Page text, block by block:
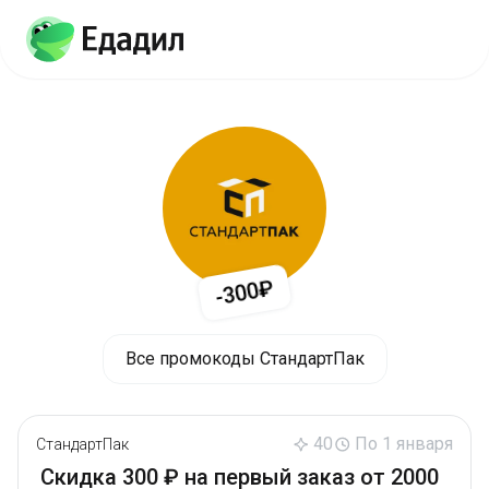
-300₽
Все промокоды СтандартПак
СтандартПак 40 По 1 января
Скидка 300 ₽ на первый заказ от 2000